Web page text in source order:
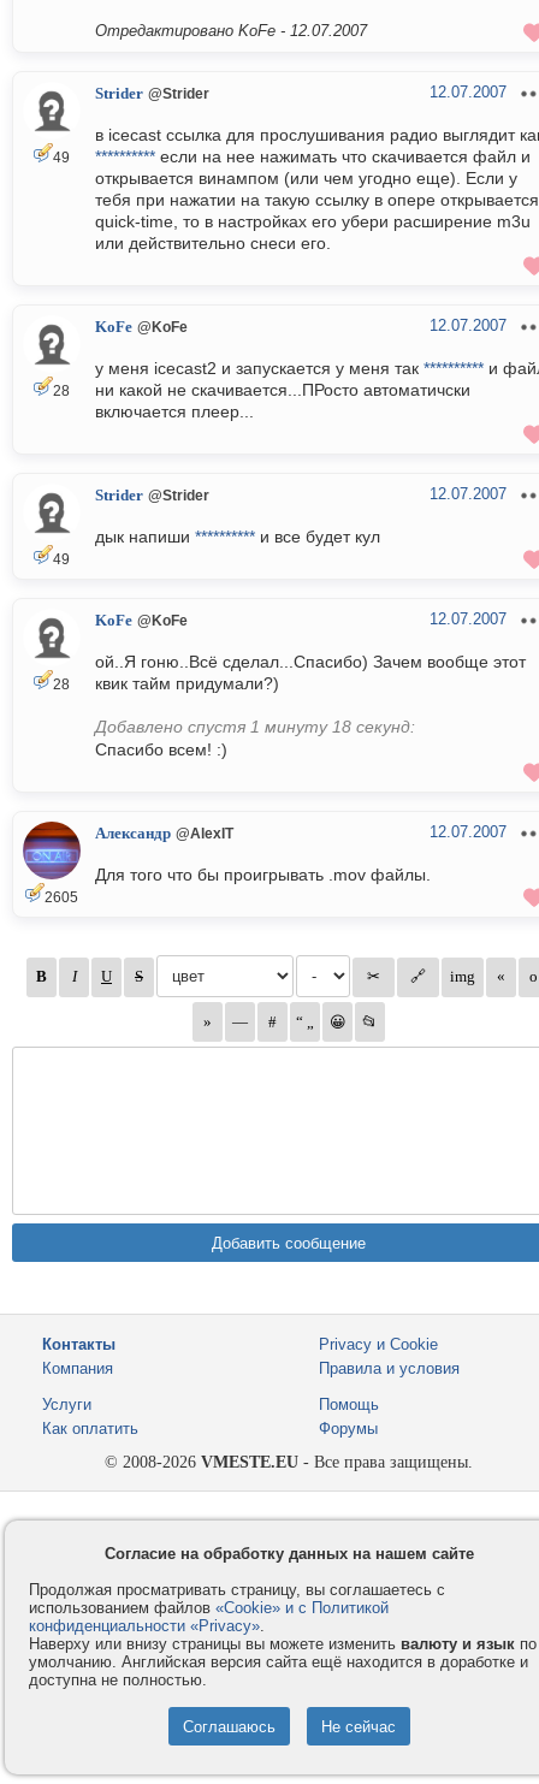
Отредактировано KoFe - 12.07.2007
49
Strider @Strider 12.07.2007
в icecast ссылка для прослушивания радио выглядит
********** если на нее нажимать что скачивается файл и
открывается винампом (или чем угодно еще). Если у
тебя при нажатии на такую ссылку в опере открывается
quick-time, то в настройках его убери расширение m3u
или действительно снеси его.
28
KoFe @KoFe 12.07.2007
у меня icecast2 и запускается у меня так ********** и
ни какой не скачивается...ПРосто автоматичски
включается плеер...
49
Strider @Strider 12.07.2007
дык напиши ********** и все будет кул
28
KoFe @KoFe 12.07.2007
ой..Я гоню..Всё сделал...Спасибо) Зачем вообще этот
квик тайм придумали?)
Добавлено спустя 1 минуту 18 секунд:
Спасибо всем! :)
2605
Александр @AlexIT 12.07.2007
Для того что бы проигрывать .mov файлы.
Контакты
Компания
Privacy и Cookie
Правила и условия
Услуги
Как оплатить
Помощь
Форумы
© 2008-2026 VMESTE.EU - Все права защищены.
Согласие на обработку данных на нашем сайте
Продолжая просматривать страницу, вы соглашаетесь с
использованием файлов «Cookie» и с Политикой
конфиденциальности «Privacy».
Наверху или внизу страницы вы можете изменить валюту и язык по
умолчанию. Английская версия сайта ещё находится в доработке и
доступна не полностью.